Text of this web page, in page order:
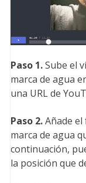
Paso 1.Sube el
marca de agua
una URL de
Paso 2.Añade el
marca de agua
continuación,
la posición que